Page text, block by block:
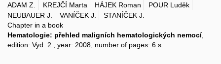
ADAM Z. KREJČÍ Marta HÁJEK Roman
POUR Luděk
NEUBAUER J.
VANÍČEK J.
STANÍČEK J.
Chapter in a book
Hematologie: přehled maligních hematologických nemocí,
edition: Vyd. 2., year: 2008, number of pages: 6 s.